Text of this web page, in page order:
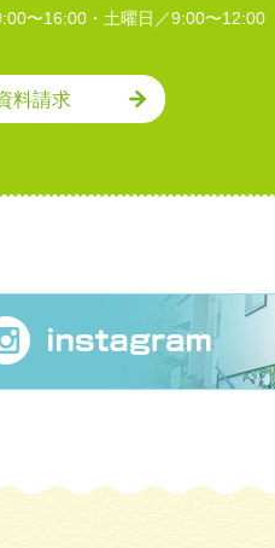
〜16:00・土曜日／9:00〜12:00
料請求